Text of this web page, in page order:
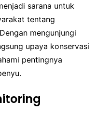
sarana untuk
tentang
mengunjungi
upaya konservasi
pentingnya